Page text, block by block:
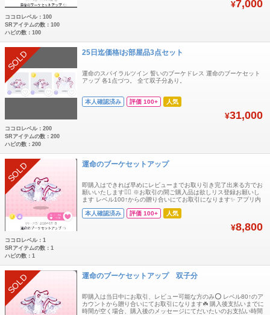
¥7,000
ココロレベル：100
SRアイテムの数：100
ハピの数：100
SOLD 25日迄価格❕お部屋品3点セット
運命のスパイラルツイン 誓いのブーケドレス 運命のブーケセット
アップ 各1点づつ。 全て双子分あり。
本人確認済み 評価 100+ 人気
¥31,000
ココロレベル：200
SRアイテムの数：200
ハピの数：200
SOLD 運命のブーケセットアップ
即購入はできれば早めにレビューまでお取り引き完了出来る方でお
願いいたします🙂‍↕️ ※お取引の間ご購入品は欲しリス登録お願いし
ます レベル100↑からの贈り合いにてお取引になります✨ アプリ内
言でお願いいたします🙂‍↕️ お部屋品
本人確認済み 評価 100+ 人気
¥8,800
ココロレベル：1
SRアイテムの数：1
ハピの数：1
SOLD 運命のブーケセットアップ 双子分
即購入は当日中にお取引、レビュー可能な方のみ⭕️ レベル80↑のア
カウントから贈り合いにてお取引になります☘️ 購入後支払いまでに
時間が空く場合、購入後のメッセージにてだいたいのお支払い時間